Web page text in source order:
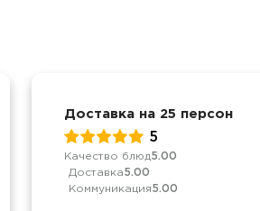
Доставка на 25 персон
5
Качество блюд5.00
Доставка5.00
Коммуникация5.00